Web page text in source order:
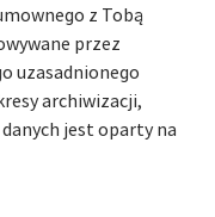
z Tobą
przez
uzasadnionego
archiwizacji,
jest oparty na